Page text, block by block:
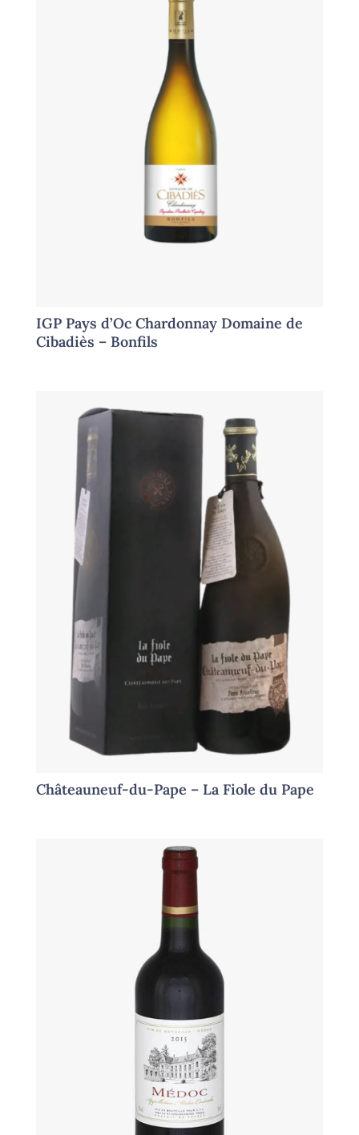
IGP Pays d’Oc Chardonnay Domaine de
Cibadiès – Bonfils
Châteauneuf-du-Pape – La Fiole du Pape